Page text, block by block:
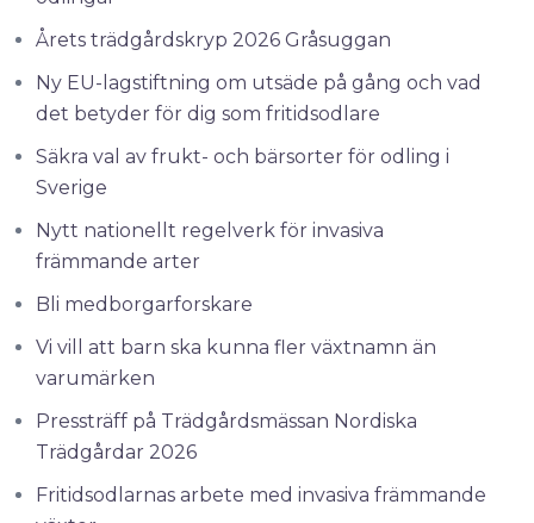
Årets trädgårdskryp 2026 Gråsuggan
Ny EU-lagstiftning om utsäde på gång och vad
det betyder för dig som fritidsodlare
Säkra val av frukt- och bärsorter för odling i
Sverige
Nytt nationellt regelverk för invasiva
främmande arter
Bli medborgarforskare
Vi vill att barn ska kunna fler växtnamn än
varumärken
Pressträff på Trädgårdsmässan Nordiska
Trädgårdar 2026
Fritidsodlarnas arbete med invasiva främmande